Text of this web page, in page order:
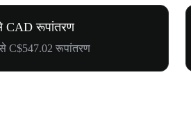
CAD रूपांतरण
C$547.02 रूपांतरण